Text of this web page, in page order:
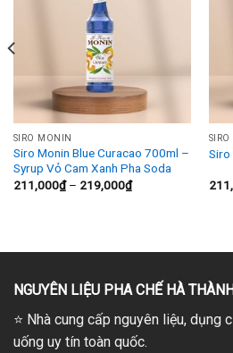
SIRO MONIN
Siro Monin Blue Curacao 700ml –
Syrup Vỏ Cam Xanh Pha Soda
211,000₫ – 219,000₫Khoảng
giá:
Siro
NGUYÊN LIỆU PHA CHẾ HÀ THÀNH
⭐ Nhà cung cấp nguyên liệu, dụng
uống uy tín toàn quốc.